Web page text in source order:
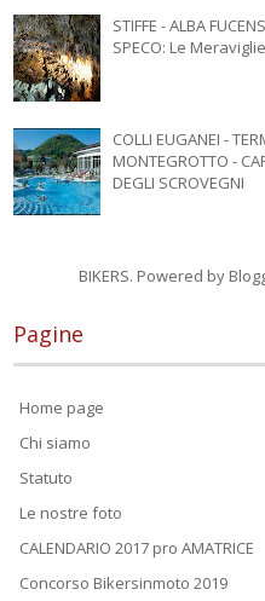
STIFFE - ALBA
SPECO: Le
COLLI EUGANEI -
MONTEGROTTO -
DEGLI SCROVEGNI
BIKERS. Powered by
Pagine
Home page
Chi siamo
Statuto
Le nostre foto
CALENDARIO 2017 pro AMATRICE
Concorso Bikersinmoto 2019